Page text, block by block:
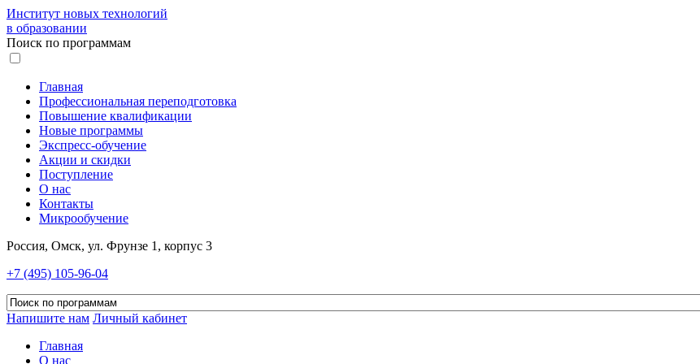
Институт новых технологий
в образовании
Поиск по программам
Главная
Профессиональная переподготовка
Повышение квалификации
Новые программы
Экспресс-обучение
Акции и скидки
Поступление
О нас
Контакты
Микрообучение
Россия, Омск, ул. Фрунзе 1, корпус 3
+7 (495) 105-96-04
Напишите нам Личный кабинет
Главная
О нас